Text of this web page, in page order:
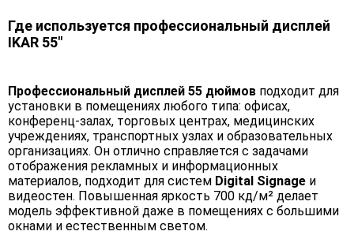
Где используется профессиональный дисплей
IKAR 55"
Профессиональный дисплей 55 дюймов подходит для
установки в помещениях любого типа: офисах,
конференц-залах, торговых центрах, медицинских
учреждениях, транспортных узлах и образовательных
организациях. Он отлично справляется с задачами
отображения рекламных и информационных
материалов, подходит для систем Digital Signage и
видеостен. Повышенная яркость 700 кд/м² делает
модель эффективной даже в помещениях с большими
окнами и естественным светом.